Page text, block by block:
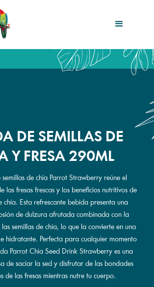
DE SEMILLAS DE
Y FRESA 290ML
de chía Parrot Strawberry reúne el
las fresas frescas y los beneficios nutritivos de
chía. Esta refrescante bebida presenta una
de dulzura afrutada combinada con la
semillas de chía, lo que la convierte en una
hidratante. Perfecta para cualquier momento
Parrot Chia Seed Drink Strawberry es una
de saciar la sed y disfrutar de las bondades
de las fresas mientras nutre tu cuerpo.